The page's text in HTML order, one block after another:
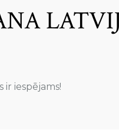
ir iespējams!